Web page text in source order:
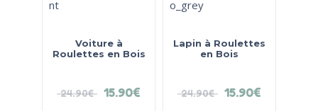
Voiture à
Roulettes en Bois
24.90€ 15.90€
Lapin à Roulettes
en Bois
24.90€ 15.90€